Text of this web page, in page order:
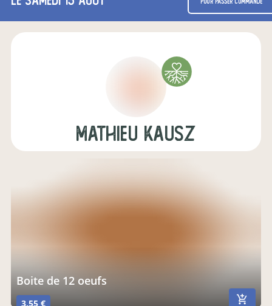
mathieu kausz
Boite de 12 oeufs
3,55 €